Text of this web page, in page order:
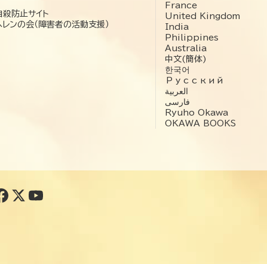
殺防止サイト
レンの会（障害者の活動支援）
France
United Kingdom
India
Philippines
Australia
中文(簡体)
한국어
Русский
العربية‏
فارسی
Ryuho Okawa
OKAWA BOOKS